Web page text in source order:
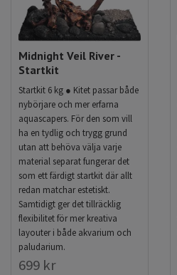
Midnight Veil River -
Startkit
Startkit 6 kg ● Kitet passar både
nybörjare och mer erfarna
aquascapers. För den som vill
ha en tydlig och trygg grund
utan att behöva välja varje
material separat fungerar det
som ett färdigt startkit där allt
redan matchar estetiskt.
Samtidigt ger det tillräcklig
flexibilitet för mer kreativa
layouter i både akvarium och
paludarium.
699 kr